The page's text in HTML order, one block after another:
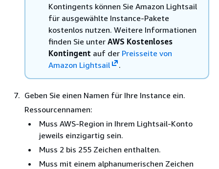
Kontingents können Sie Amazon Lightsail
für ausgewählte Instance-Pakete
kostenlos nutzen. Weitere Informationen
finden Sie unter AWS Kostenloses
Kontingent auf der Preisseite von
Amazon Lightsail
.
Geben Sie einen Namen für Ihre Instance ein.
Ressourcennamen:
Muss AWS-Region in Ihrem Lightsail-Konto
jeweils einzigartig sein.
Muss 2 bis 255 Zeichen enthalten.
Muss mit einem alphanumerischen Zeichen